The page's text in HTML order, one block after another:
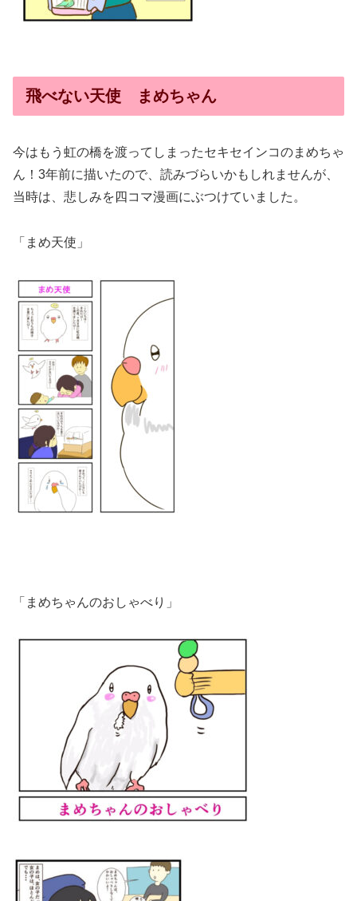
飛べない天使 まめちゃん
今はもう虹の橋を渡ってしまったセキセインコのまめちゃ
ん！3年前に描いたので、読みづらいかもしれませんが、
当時は、悲しみを四コマ漫画にぶつけていました。
「まめ天使」
「まめちゃんのおしゃべり」